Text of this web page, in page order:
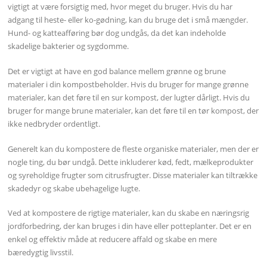
vigtigt at være forsigtig med, hvor meget du bruger. Hvis du har
adgang til heste- eller ko-gødning, kan du bruge det i små mængder.
Hund- og katteafføring bør dog undgås, da det kan indeholde
skadelige bakterier og sygdomme.
Det er vigtigt at have en god balance mellem grønne og brune
materialer i din kompostbeholder. Hvis du bruger for mange grønne
materialer, kan det føre til en sur kompost, der lugter dårligt. Hvis du
bruger for mange brune materialer, kan det føre til en tør kompost, der
ikke nedbryder ordentligt.
Generelt kan du kompostere de fleste organiske materialer, men der er
nogle ting, du bør undgå. Dette inkluderer kød, fedt, mælkeprodukter
og syreholdige frugter som citrusfrugter. Disse materialer kan tiltrække
skadedyr og skabe ubehagelige lugte.
Ved at kompostere de rigtige materialer, kan du skabe en næringsrig
jordforbedring, der kan bruges i din have eller potteplanter. Det er en
enkel og effektiv måde at reducere affald og skabe en mere
bæredygtig livsstil.